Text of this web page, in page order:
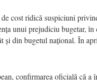
cost ridică suspiciuni
unui prejudiciu bugetar,
și din bugetul național. În
confirmarea oficială că a